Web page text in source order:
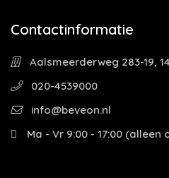
Contactinformatie
Aalsmeerderweg 283-19,
020-4539000
info@beveon.nl
Ma - Vr 9:00 - 17:00 (alleen